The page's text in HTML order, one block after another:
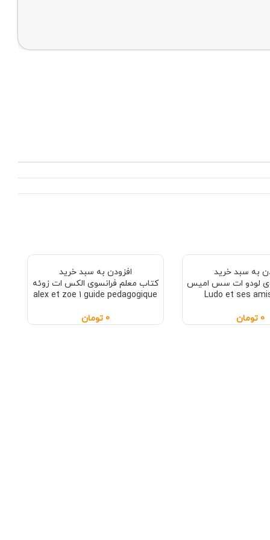
به سبد خرید
لودو ات سس امیس
Ludo et ses
0 تومان
افزودن به سبد خرید
کتاب معلم فرانسوی الکس ات زوئه
alex et zoe 1 guide pedagogique
0 تومان